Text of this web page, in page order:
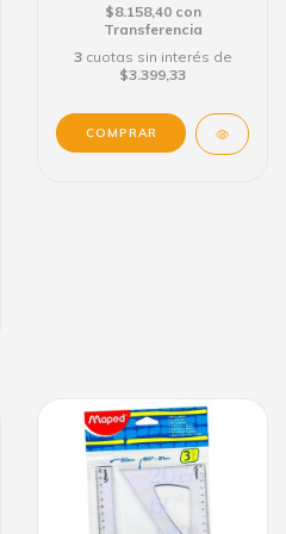
$8.158,40 con
Transferencia
3 cuotas sin interés de
$3.399,33